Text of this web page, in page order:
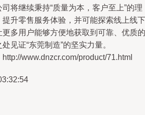
将继续秉持“质量为本，客户至上”的理
升零售服务体验，并可能探索线上线下
多用户能够方便地获取到可靠、优质的
见证“东莞制造”的坚实力量。
www.dnzcr.com/product/71.html